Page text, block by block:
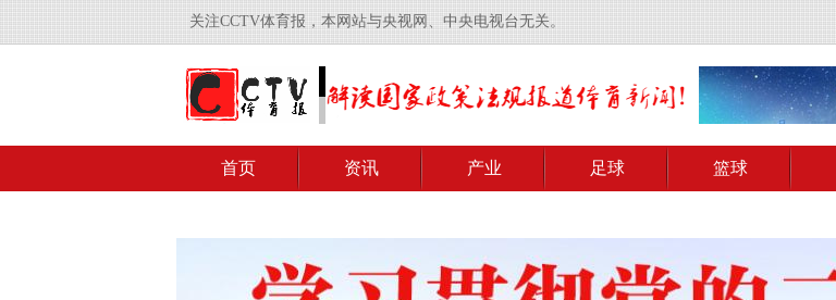
关注CCTV体育报，本网站与央视网、中央电视台无关。
首页 资讯 产业 足球 篮球